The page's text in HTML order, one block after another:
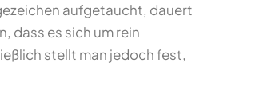
aufgetaucht, dauert
dass es sich um rein
stellt man jedoch fest,